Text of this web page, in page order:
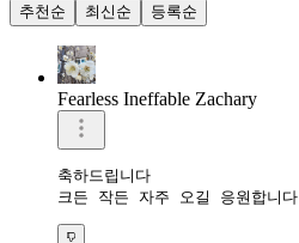
추천순
최신순 등록순
Fearless Ineffable Zachary
축하드립니다
크든 작든 자주 오길 응원합니다